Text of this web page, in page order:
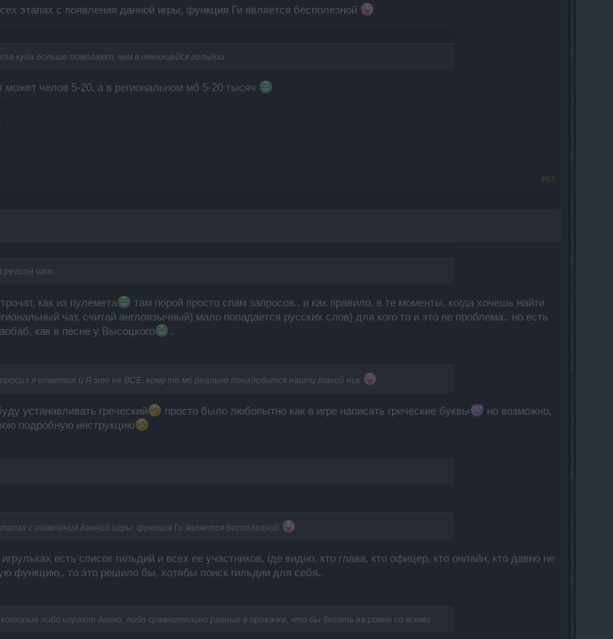
этапах с появления данной игры, функция Ги является бесполезной
куда больше помогают, чем в имеющейся гильдии.
может челов 5-20, а в региональном мб 5-20 тысяч
#67
регион чат.
как из пулемета
там порой просто спам запросов.. и как правило, в те моменты, когда хочешь найти
чат, считай англоязычный) мало попадается русских слов) для кого то и это не проблема.. но есть
как в песне у Высоцкого
..
я ответил и Я это не ВСЕ, кому то мб реально понадобится наити такой ник
устанавливать греческий просто было любопытно как в игре написать греческие буквы
но возможно,
подробную инструкцию
с появления данной игры, функция Ги является бесполезной
есть список гильдий и всех ее участников, где видно, кто глава, кто офицер, кто онлайн, кто давно не
функцию.. то это решило бы, хотябы поиск гильдии для себя..
либо играют давно, либо сравнительно равные в прокачке, что бы бегать на ровне со всеми